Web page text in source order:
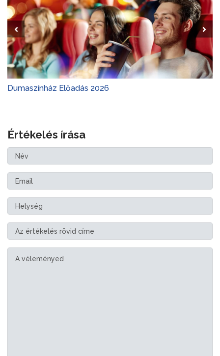
Dumaszínház Előadás 2026
Értékelés írása